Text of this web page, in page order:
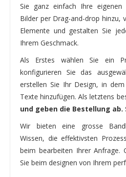
Sie ganz einfach Ihre
Bilder per Drag-and-drop hinzu,
Elemente und gestalten Sie
Ihrem Geschmack.
Als Erstes wählen Sie ein
konfigurieren Sie das
erstellen Sie Ihr Design, in
Texte hinzufügen. Als letztens
und geben die Bestellung
Wir bieten eine grosse
Wissen, die effektivsten
beim bearbeiten Ihrer Anfrage.
Sie beim designen von Ihrem